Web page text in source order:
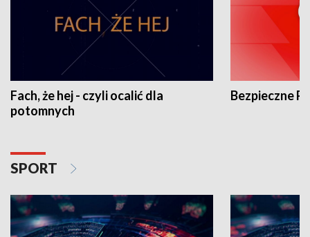
Fach, że hej - czyli ocalić dla
potomnych
Bezpieczne
SPORT